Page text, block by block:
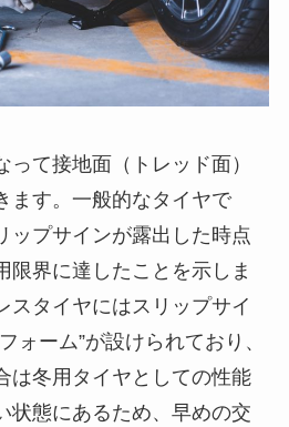
って接地面（トレッド面）
ます。一般的なタイヤで
ップサインが露出した時点
限界に達したことを示しま
スタイヤにはスリップサイ
ォーム”が設けられており、
は冬用タイヤとしての性能
状態にあるため、早めの交